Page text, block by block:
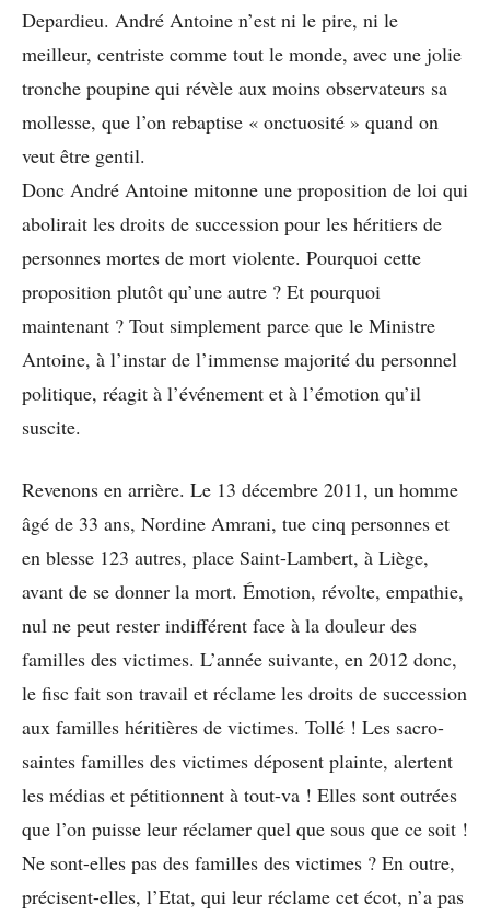
Depardieu. André Antoine n’est ni le pire, ni le
meilleur, centriste comme tout le monde, avec une jolie
tronche poupine qui révèle aux moins observateurs sa
mollesse, que l’on rebaptise « onctuosité » quand on
veut être gentil.
Donc André Antoine mitonne une proposition de loi qui
abolirait les droits de succession pour les héritiers de
personnes mortes de mort violente. Pourquoi cette
proposition plutôt qu’une autre ? Et pourquoi
maintenant ? Tout simplement parce que le Ministre
Antoine, à l’instar de l’immense majorité du personnel
politique, réagit à l’événement et à l’émotion qu’il
suscite.
Revenons en arrière. Le 13 décembre 2011, un homme
âgé de 33 ans, Nordine Amrani, tue cinq personnes et
en blesse 123 autres, place Saint-Lambert, à Liège,
avant de se donner la mort. Émotion, révolte, empathie,
nul ne peut rester indifférent face à la douleur des
familles des victimes. L’année suivante, en 2012 donc,
le fisc fait son travail et réclame les droits de succession
aux familles héritières de victimes. Tollé ! Les sacro-
saintes familles des victimes déposent plainte, alertent
les médias et pétitionnent à tout-va ! Elles sont outrées
que l’on puisse leur réclamer quel que sous que ce soit !
Ne sont-elles pas des familles des victimes ? En outre,
précisent-elles, l’Etat, qui leur réclame cet écot, n’a pas